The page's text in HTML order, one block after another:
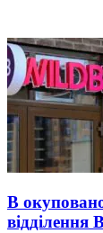
В
відділення